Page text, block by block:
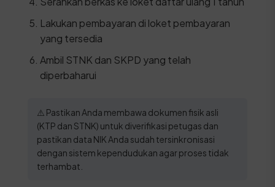
Lakukan pembayaran di loket pembayaran
yang tersedia
Ambil STNK dan SKPD yang telah
diperbaharui
⚠️ Pastikan Anda membawa dokumen fisik asli
(KTP dan STNK) untuk diverifikasi petugas dan
pastikan data NIK Anda sudah tersinkronisasi
dengan sistem kependudukan agar proses tidak
terhambat.